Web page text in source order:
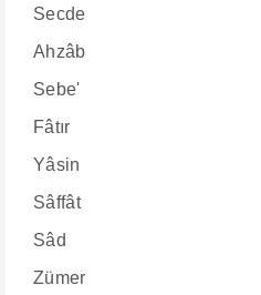
Secde
Ahzâb
Sebe'
Fâtır
Yâsin
Sâffât
Sâd
Zümer